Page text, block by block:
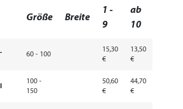
Größe Breite
1 -
9
ab
10
60 - 100
15,30
€
13,50
€
100 -
150
50,60
€
44,70
€